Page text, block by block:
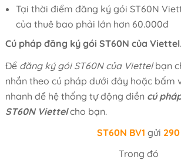
Tại thời điểm đăng ký gói ST60N
của thuê bao phải lớn hơn 60.000đ
Cú pháp đăng ký gói ST60N của Viettel.
Để đăng ký gói ST60N của Viettelbạn
nhắn theo cú pháp dưới đây hoặc bấm
nhanh để hệ thống tự động điền cú
ST60N Viettelcho bạn.
ST60N BV1 gửi 290
Trong đó